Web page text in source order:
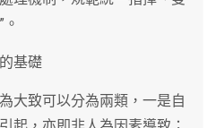
基礎
大致可以分為兩類，一是自